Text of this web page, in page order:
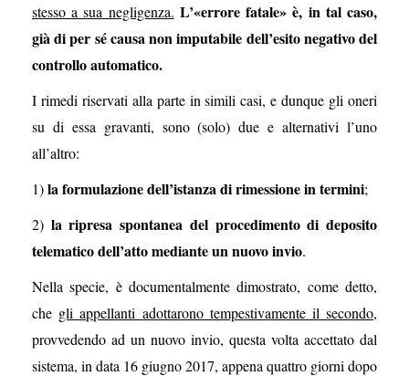
stesso a sua negligenza. L’«errore fatale» è, in tal caso,
già di per sé causa non imputabile dell’esito negativo del
controllo automatico.
I rimedi riservati alla parte in simili casi, e dunque gli oneri
su di essa gravanti, sono (solo) due e alternativi l’uno
all’altro:
1)la formulazione dell’istanza di rimessione in termini;
2) la ripresa spontanea del procedimento di deposito
telematico dell’atto mediante un nuovo invio.
Nella specie, è documentalmente dimostrato, come detto,
che gli appellanti adottarono tempestivamente il secondo,
provvedendo ad un nuovo invio, questa volta accettato dal
sistema, in data 16 giugno 2017, appena quattro giorni dopo